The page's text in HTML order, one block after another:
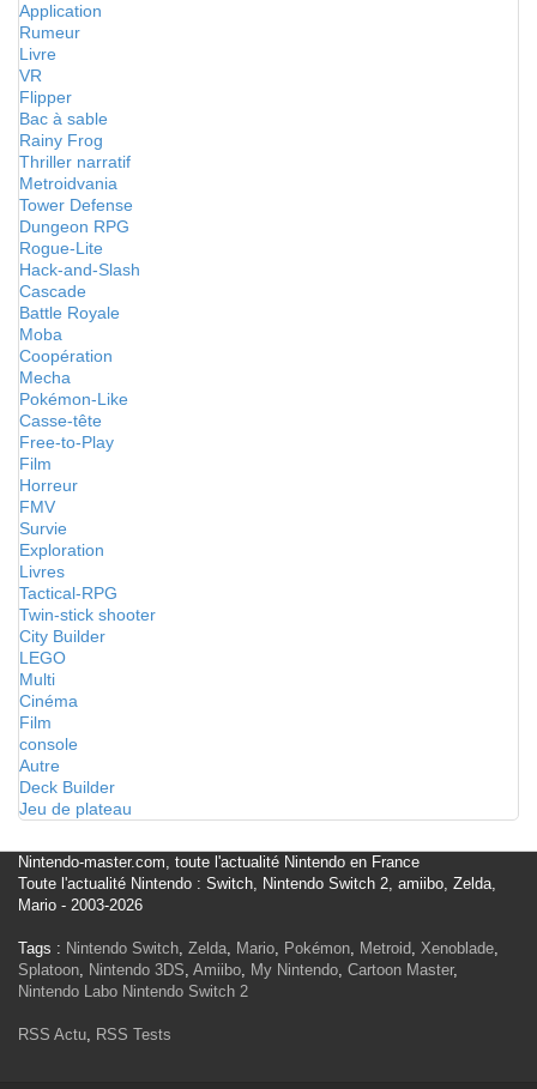
Application
Rumeur
Livre
VR
Flipper
Bac à sable
Rainy Frog
Thriller narratif
Metroidvania
Tower Defense
Dungeon RPG
Rogue-Lite
Hack-and-Slash
Cascade
Battle Royale
Moba
Coopération
Mecha
Pokémon-Like
Casse-tête
Free-to-Play
Film
Horreur
FMV
Survie
Exploration
Livres
Tactical-RPG
Twin-stick shooter
City Builder
LEGO
Multi
Cinéma
Film
console
Autre
Deck Builder
Jeu de plateau
Nintendo-master.com, toute l'actualité Nintendo en France
Toute l'actualité Nintendo : Switch, Nintendo Switch 2, amiibo, Zelda,
Mario - 2003-2026
Tags : Nintendo Switch, Zelda, Mario, Pokémon, Metroid, Xenoblade,
Splatoon, Nintendo 3DS, Amiibo, My Nintendo, Cartoon Master,
Nintendo Labo Nintendo Switch 2
RSS Actu, RSS Tests